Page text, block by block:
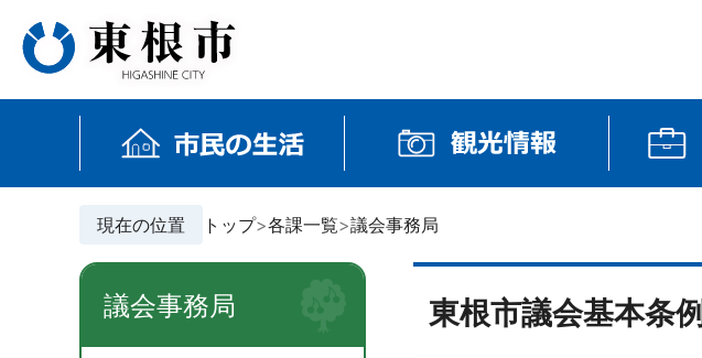
現在の位置 トップ 各課一覧 議会事務局
東根市議会基本条例
議会事務局